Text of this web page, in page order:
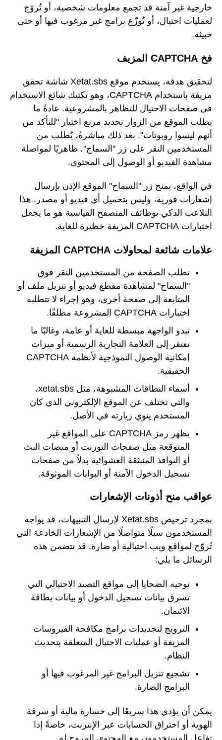
خارجية غير آمنة قد تجمع معلومات شخصية، أو تُروّج
لعمليات احتيال، أو تُوزّع برامج غير مرغوب فيها أو حتى
خبيثة.
فخ CAPTCHA المزيف
لتحقيق هدفه، يستخدم موقع Xetat.sbs شاشة تحقق
مزيفة باستخدام CAPTCHA، وهو تكتيك شائع الاستخدام
في صفحات الاحتيال للتظاهر بالمشروعية. عادةً ما
يطلب الموقع من الزوار تحديد مربع اختيار "للتأكد من
أنهم ليسوا روبوتات". بعد ذلك مباشرةً، يُطلب من
المستخدمين النقر على زر "السماح"، ظاهريًا لمواصلة
مشاهدة الفيديو أو الوصول إلى المحتوى.
في الواقع، يمنح زر "السماح" الموقع الإذن بإرسال
إشعارات فورية، وليس بتحميل أي فيديو أو مصدر. هذا
التلاعب الذكي بوظائف المتصفح القياسية هو ما يجعل
اختبارات CAPTCHA المزيفة خطيرة للغاية.
علامات شائعة لمحاولات CAPTCHA المزيفة
تطلب الصفحة من المستخدمين النقر فوق
"السماح" لمشاهدة مقطع فيديو أو تنزيل ملف أو
المتابعة إلى صفحة أخرى، وهو إجراء لا تتطلبه
اختبارات CAPTCHA المشروعة مطلقًا.
تبدو الواجهة مبسطة للغاية أو عامة، وغالبًا ما
تفتقر إلى العلامة التجارية الرسمية أو ميزات
إمكانية الوصول النموذجية لأنظمة CAPTCHA
الحقيقية.
أسماء النطاقات المشبوهة، مثل xetat.sbs،
والتي تختلف عن الموقع الإلكتروني الذي كان
المستخدم ينوي زيارته في الأصل.
يظهر رمز CAPTCHA على المواقع غير
المتوقعة مثل صفحات التورنت أو منصات البث
أو النوافذ المنبثقة العشوائية بدلاً من صفحات
تسجيل الدخول الآمنة أو البوابات الموثوقة.
عواقب منح أذونات الإشعارات
بمجرد ترخيص Xetat.sbs لإرسال التنبيهات، قد يواجه
المستخدمون سيلًا متواصلًا من الإشعارات الخادعة التي
تُروّج لمواقع ويب احتيالية أو ضارة. قد تتضمن هذه
الرسائل ما يلي:
توجيه الضحايا إلى مواقع التصيد الاحتيالي التي
تسرق بيانات تسجيل الدخول أو بيانات بطاقة
الائتمان.
الترويج لتجديدات برامج مكافحة الفيروسات
المزيفة أو عمليات الاحتيال المتعلقة بتحديث
النظام.
تشجيع تنزيل البرامج غير المرغوب فيها أو
البرامج الضارة.
يمكن أن يؤدي هذا سريعًا إلى خسارة مالية أو سرقة
الهوية أو اختراق الحسابات عبر الإنترنت، خاصةً إذا
تفاعل المستخدمون مع المحتوى المروج له.